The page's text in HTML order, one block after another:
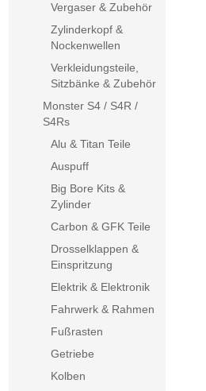
Vergaser & Zubehör
Zylinderkopf &
Nockenwellen
Verkleidungsteile,
Sitzbänke & Zubehör
Monster S4 / S4R /
S4Rs
Alu & Titan Teile
Auspuff
Big Bore Kits &
Zylinder
Carbon & GFK Teile
Drosselklappen &
Einspritzung
Elektrik & Elektronik
Fahrwerk & Rahmen
Fußrasten
Getriebe
Kolben